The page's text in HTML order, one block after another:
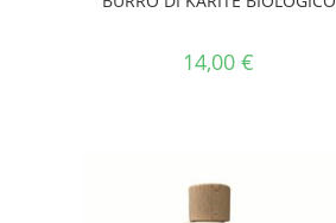
14,00 €